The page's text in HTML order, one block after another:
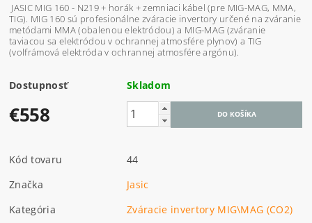
JASIC MIG 160 - N219 + horák + zemniaci kábel (pre MIG-MAG, MMA,
TIG). MIG 160 sú profesionálne zváracie invertory určené na zváranie
metódami MMA (obalenou elektródou) a MIG-MAG (zváranie
taviacou sa elektródou v ochrannej atmosfére plynov) a TIG
(volfrámová elektróda v ochrannej atmosfére argónu).
Dostupnosť Skladom
€558
Kód tovaru
44
Značka
Jasic
Kategória
Zváracie invertory MIG\MAG (CO2)